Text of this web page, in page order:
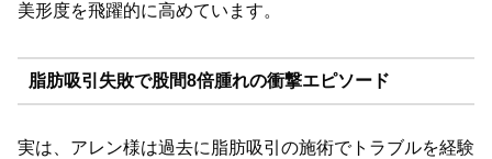
美形度を飛躍的に高めています。
脂肪吸引失敗で股間8倍腫れの衝撃エピソード
実は、アレン様は過去に脂肪吸引の施術でトラブルを経験